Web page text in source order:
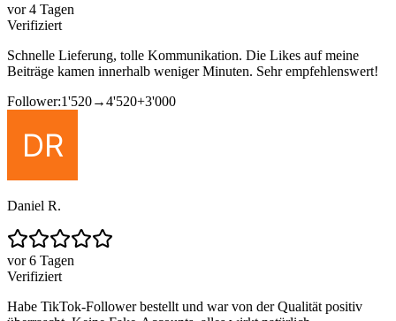
vor 4 Tagen
Verifiziert
Schnelle Lieferung, tolle Kommunikation. Die Likes auf meine
Beiträge kamen innerhalb weniger Minuten. Sehr empfehlenswert!
Follower:1'520→4'520+3'000
Daniel R.
vor 6 Tagen
Verifiziert
Habe TikTok-Follower bestellt und war von der Qualität positiv